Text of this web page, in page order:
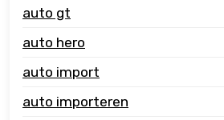
auto gt
auto hero
auto import
auto importeren